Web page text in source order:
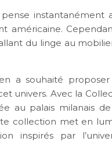
instantanément
américaine.
du linge au
a souhaité
univers. Avec la
au palais milanais
collection met en
inspirés par